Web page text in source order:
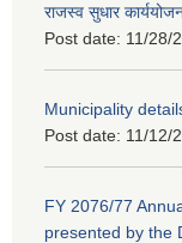
राजस्व सुधार
Post date: 11/28/
Municipality
Post date: 11/12/
FY 2076/77
presented by the